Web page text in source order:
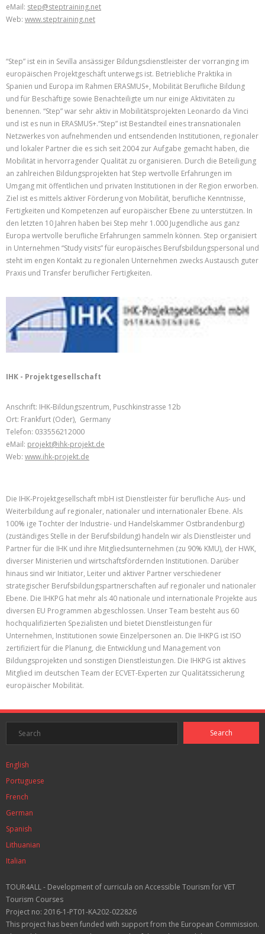
eMail: step@steptraining.net
Web: www.steptraining.net
“Step” ist ein in Sevilla ansässiger Bildungsdienstleister der vorranging im
europäischen Projektgeschäft unterwegs ist. Betriebliche Praktika in
Spanien und Europa im Rahmen ERASMUS+, Mobilität Berufliche Bildung
und für Beschäftige sowie Benachteiligte um nur einige Aktivitäten zu
benennen. “Step” war sehr aktiv in Mobilitätsprojekten Leonardo da Vinci
und ist es nun in ERASMUS+.“Step” ist Bestandteil eines transnationalen
Netzwerkes von aufnehmenden und entsendenden Institutionen, regionaler
und lokaler Partner die es sich seit 2004 zur Aufgabe gemacht haben, die
Mobilität in hervorragender Qualität zu organisieren. Durch die Beteiligung
an zahlreichen Bildungsprojekten hat Step wertvolle Erfahrungen im
Umgang mit öffentlichen und privaten Institutionen in der Region erworben.
Ziel ist es mittels aktiver Förderung von Mobilität, berufliche Kenntnisse,
Fertigkeiten und Kompetenzen auf europäischer Ebene zu unterstützen. In
den letzten 10 Jahren haben bei Step mehr 1.000 Jugendliche aus ganz
Europa wertvolle berufliche Erfahrungen sammeln können. Step organisiert
in Unternehmen “Study visits” für europäisches Berufsbildungspersonal und
steht im engen Kontakt zu regionalen Unternehmen zwecks Austausch guter
Praxis und Transfer beruflicher Fertigkeiten.
IHK - Projektgesellschaft
Anschrift: IHK-Bildungszentrum, Puschkinstrasse 12b
Ort: Frankfurt (Oder), Germany
Telefon: 033556212000
eMail: projekt@ihk-projekt.de
Web: www.ihk-projekt.de
Die IHK-Projektgesellschaft mbH ist Dienstleister für berufliche Aus- und
Weiterbildung auf regionaler, nationaler und internationaler Ebene. Als
100% ige Tochter der Industrie- und Handelskammer Ostbrandenburg)
(zuständiges Stelle in der Berufsbildung) handeln wir als Dienstleister und
Partner für die IHK und ihre Mitgliedsunternehmen (zu 90% KMU), der HWK,
diverser Ministerien und wirtschaftsfördernden Institutionen. Darüber
hinaus sind wir Initiator, Leiter und aktiver Partner verschiedener
strategischer Berufsbildungspartnerschaften auf regionaler und nationaler
Ebene. Die IHKPG hat mehr als 40 nationale und internationale Projekte aus
diversen EU Programmen abgeschlossen. Unser Team besteht aus 60
hochqualifizierten Spezialisten und bietet Dienstleistungen für
Unternehmen, Institutionen sowie Einzelpersonen an. Die IHKPG ist ISO
zertifiziert für die Planung, die Entwicklung und Management von
Bildungsprojekten und sonstigen Dienstleistungen. Die IHKPG ist aktives
Mitglied im deutschen Team der ECVET-Experten zur Qualitätssicherung
europäischer Mobilität.
English
Portuguese
French
German
Spanish
Lithuanian
Italian
TOUR4ALL - Development of curricula on Accessible Tourism for VET
Tourism Courses
Project no: 2016-1-PT01-KA202-022826
This project has been funded with support from the European Commission.